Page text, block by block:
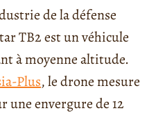
de la défense
TB2 est un véhicule
à moyenne altitude.
Plus, le drone mesure
une envergure de 12